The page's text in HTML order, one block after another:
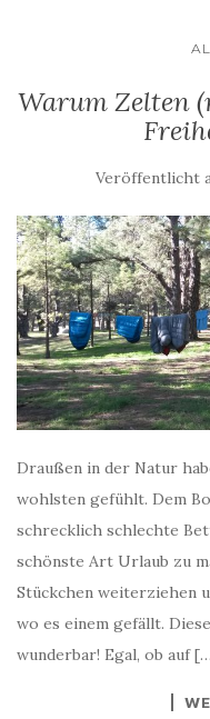
Warum Zelten
Veröffentlicht
Draußen in der Natur
wohlsten gefühlt. Dem
schrecklich schlechte
schönste Art Urlaub zu
Stückchen weiterziehen
wo es einem gefällt.
wunderbar! Egal, ob auf